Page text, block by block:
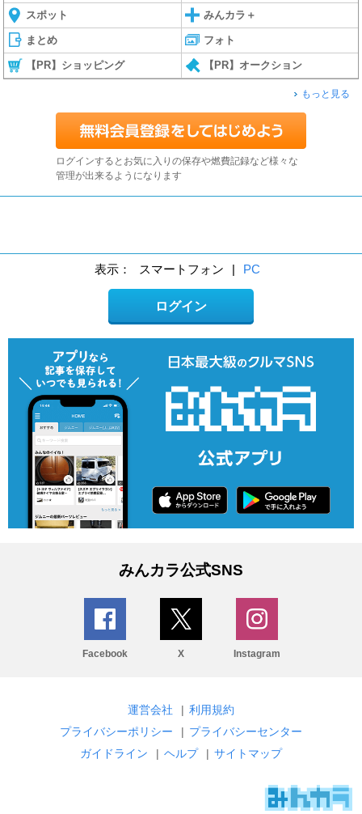
スポット みんカラ＋
まとめ フォト
【PR】ショッピング 【PR】オークション
もっと見る
ログインするとお気に入りの保存や燃費記録など様々な
管理が出来るようになります
表示： スマートフォン | PC
ログイン
みんカラ公式SNS
Facebook X Instagram
運営会社 | 利用規約
プライバシーポリシー
| プライバシーセンター
ガイドライン
| ヘルプ | サイトマップ